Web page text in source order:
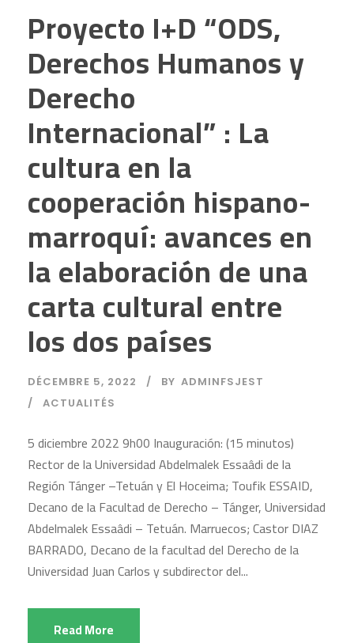
Proyecto I+D “ODS,
Derechos Humanos y
Derecho
Internacional” : La
cultura en la
cooperación hispano-
marroquí: avances en
la elaboración de una
carta cultural entre
los dos países
DÉCEMBRE 5, 2022 BY ADMINFSJEST
ACTUALITÉS
5 diciembre 2022 9h00 Inauguración: (15 minutos)
Rector de la Universidad Abdelmalek Essaâdi de la
Región Tánger –Tetuán y El Hoceima; Toufik ESSAID,
Decano de la Facultad de Derecho – Tánger, Universidad
Abdelmalek Essaâdi – Tetuán. Marruecos; Castor DIAZ
BARRADO, Decano de la facultad del Derecho de la
Universidad Juan Carlos y subdirector del...
Read More